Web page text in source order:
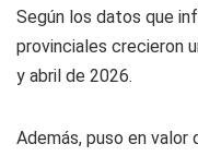
Según los datos que
provinciales crecieron
y abril de 2026.
Además, puso en